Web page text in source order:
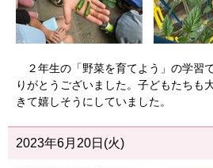
２年生の「野菜を育てよう」の学習
りがとうございました。子どもたちも
きて嬉しそうにしていました。
2023年6月20日(火)